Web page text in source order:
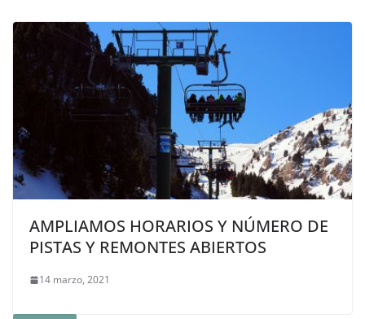
AMPLIAMOS HORARIOS Y NÚMERO DE
PISTAS Y REMONTES ABIERTOS
14 marzo, 2021